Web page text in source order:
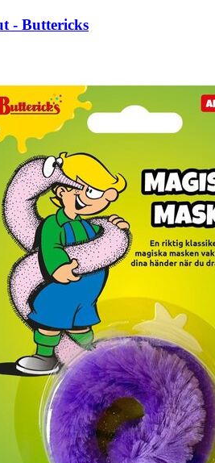
- Buttericks